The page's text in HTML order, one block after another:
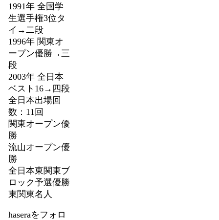
1991年 全国学
生選手権3位タ
イ→二段
1996年 関東オ
ープン優勝→三
段
2003年 全日本
ベスト16→四段
全日本出場回
数：11回
関東オープン優
勝
流山オープン優
勝
全日本東関東ブ
ロック予選優勝
東関東名人
haseraをフォロ